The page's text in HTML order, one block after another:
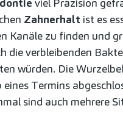
viel Präzision
Zahnerhalt ist es
Kanäle zu finden und
die verbleibenden
würden. Die
Termins
sind auch mehrere